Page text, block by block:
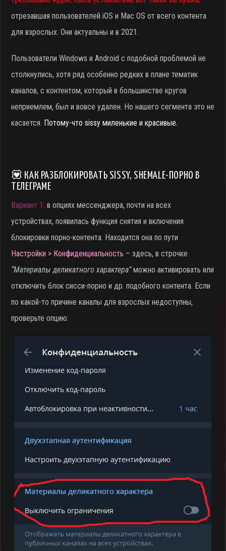
отрезавшая пользователей iOS и Mac OS от всего контента
для взрослых. Они актуальны и в 2021.
Пользователи Windows и Android с подобной проблемой не
столкнулись, хотя ряд особенно редких в плане тематик
каналов, с контентом, который в большинстве кругов
неприемлем, был и вовсе удален. Но нашего сегмента это не
касается. Потому-что sissy миленькие и красивые.
💟 КАК РАЗБЛОКИРОВАТЬ SISSY, SHEMALE-ПОРНО В
ТЕЛЕГРАМЕ
Вариант 1: в опциях мессенджера, почти на всех
устройствах, появилась функция снятия и включения
блокировки порно-контента. Находится она по пути
Настройки > Конфиденциальность – здесь, в строчке
“Материалы деликатного характера”можно активировать или
отключить блок сисси-порно и др. подобного контента. Если
по какой-то причине каналы для взрослых недоступны,
проверьте опцию: